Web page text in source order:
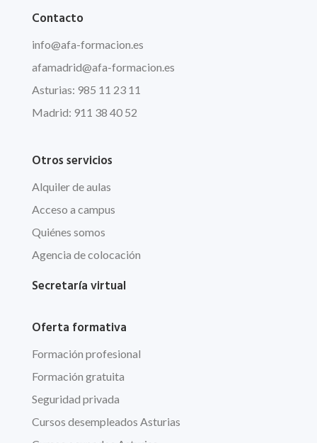
Contacto
info@afa-formacion.es
afamadrid@afa-formacion.es
Asturias: 985 11 23 11
Madrid: 911 38 40 52
Otros servicios
Alquiler de aulas
Acceso a campus
Quiénes somos
Agencia de colocación
Secretaría virtual
Oferta formativa
Formación profesional
Formación gratuita
Seguridad privada
Cursos desempleados Asturias